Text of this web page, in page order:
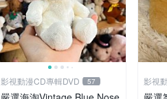
影視動漫CD專輯DVD 57 影視